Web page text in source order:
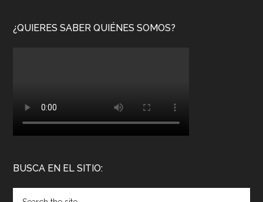
¿QUIERES SABER QUIÉNES SOMOS?
BUSCA EN EL SITIO: